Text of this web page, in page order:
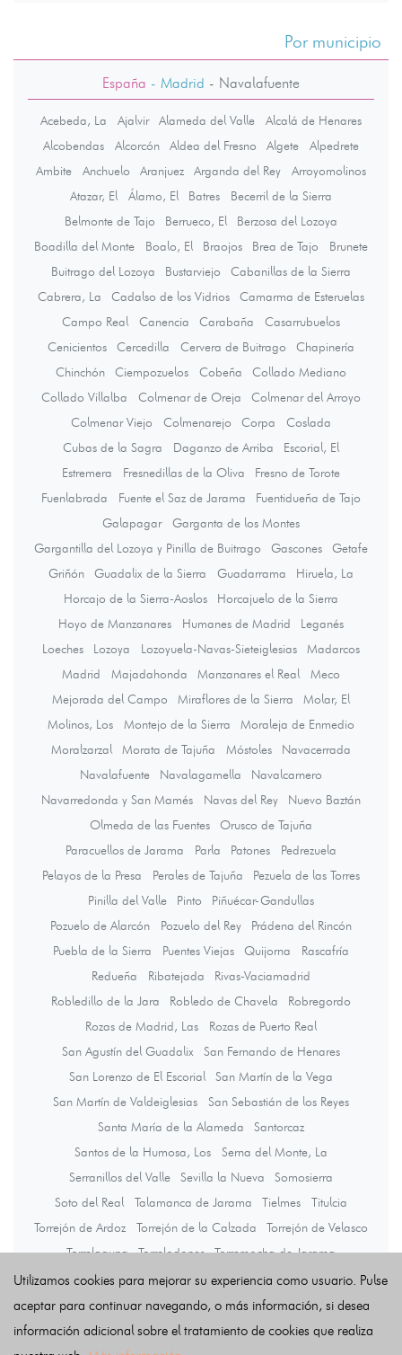
Por municipio
España - Madrid - Navalafuente
Acebeda, La Ajalvir Alameda del Valle
Alcalá de Henares
Alcobendas
Alcorcón Aldea del Fresno Algete
Alpedrete
Ambite
Anchuelo Aranjuez Arganda del Rey
Arroyomolinos
Atazar, El
Álamo, El Batres
Becerril de la Sierra
Belmonte de Tajo
Berrueco, El
Berzosa del Lozoya
Boadilla del Monte
Boalo, El Braojos Brea de Tajo
Brunete
Buitrago del Lozoya
Bustarviejo
Cabanillas de la Sierra
Cabrera, La
Cadalso de los Vidrios
Camarma de Esteruelas
Campo Real
Canencia Carabaña
Casarrubuelos
Cenicientos
Cercedilla Cervera de Buitrago
Chapinería
Chinchón
Ciempozuelos Cobeña
Collado Mediano
Collado Villalba
Colmenar de Oreja
Colmenar del Arroyo
Colmenar Viejo
Colmenarejo Corpa
Coslada
Cubas de la Sagra
Daganzo de Arriba
Escorial, El
Estremera
Fresnedillas de la Oliva
Fresno de Torote
Fuenlabrada
Fuente el Saz de Jarama
Fuentidueña de Tajo
Galapagar
Garganta de los Montes
Gargantilla del Lozoya y Pinilla de Buitrago
Gascones
Getafe
Griñón
Guadalix de la Sierra Guadarrama
Hiruela, La
Horcajo de la Sierra-Aoslos
Horcajuelo de la Sierra
Hoyo de Manzanares
Humanes de Madrid
Leganés
Loeches
Lozoya Lozoyuela-Navas-Sieteiglesias
Madarcos
Madrid
Majadahonda Manzanares el Real
Meco
Mejorada del Campo
Miraflores de la Sierra
Molar, El
Molinos, Los
Montejo de la Sierra
Moraleja de Enmedio
Moralzarzal
Morata de Tajuña Móstoles
Navacerrada
Navalafuente
Navalagamella
Navalcarnero
Navarredonda y San Mamés
Navas del Rey
Nuevo Baztán
Olmeda de las Fuentes
Orusco de Tajuña
Paracuellos de Jarama
Parla Patones
Pedrezuela
Pelayos de la Presa
Perales de Tajuña
Pezuela de las Torres
Pinilla del Valle
Pinto
Piñuécar-Gandullas
Pozuelo de Alarcón
Pozuelo del Rey
Prádena del Rincón
Puebla de la Sierra
Puentes Viejas Quijorna
Rascafría
Redueña
Ribatejada
Rivas-Vaciamadrid
Robledillo de la Jara
Robledo de Chavela
Robregordo
Rozas de Madrid, Las
Rozas de Puerto Real
San Agustín del Guadalix
San Fernando de Henares
San Lorenzo de El Escorial
San Martín de la Vega
San Martín de Valdeiglesias
San Sebastián de los Reyes
Santa María de la Alameda
Santorcaz
Santos de la Humosa, Los
Serna del Monte, La
Serranillos del Valle
Sevilla la Nueva
Somosierra
Soto del Real
Talamanca de Jarama Tielmes
Titulcia
Torrejón de Ardoz
Torrejón de la Calzada
Torrejón de Velasco
Torrelaguna
Torrelodones
Torremocha de Jarama
Torres de la Alameda
Tres Cantos Valdaracete
Valdeavero
Valdelaguna
Valdemanco Valdemaqueda
Valdemorillo
Valdemoro
Valdeolmos-Alalpardo
Valdepiélagos
Utilizamos cookies para mejorar su experiencia como usuario. Pulse
aceptar para continuar navegando, o más información, si desea
información adicional sobre el tratamiento de cookies que realiza